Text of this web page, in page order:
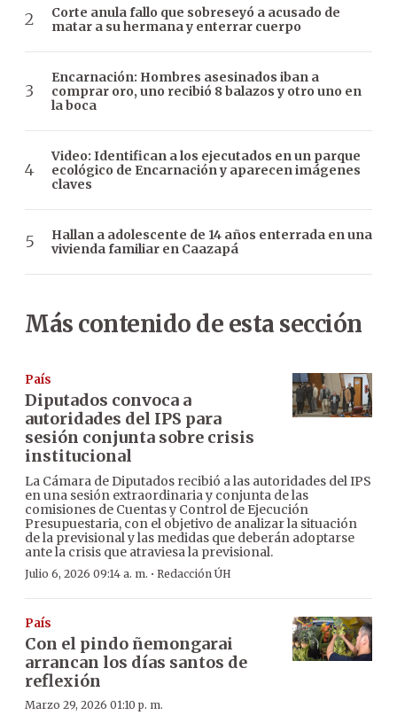
Corte anula fallo que sobreseyó a acusado de
matar a su hermana y enterrar cuerpo
Encarnación: Hombres asesinados iban a
comprar oro, uno recibió 8 balazos y otro uno en
la boca
Video: Identifican a los ejecutados en un parque
ecológico de Encarnación y aparecen imágenes
claves
Hallan a adolescente de 14 años enterrada en una
vivienda familiar en Caazapá
Más contenido de esta sección
País
Diputados convoca a
autoridades del IPS para
sesión conjunta sobre crisis
institucional
La Cámara de Diputados recibió a las autoridades del IPS
en una sesión extraordinaria y conjunta de las
comisiones de Cuentas y Control de Ejecución
Presupuestaria, con el objetivo de analizar la situación
de la previsional y las medidas que deberán adoptarse
ante la crisis que atraviesa la previsional.
Julio 6, 2026 09:14 a. m. · Redacción ÚH
País
Con el pindo ñemongarai
arrancan los días santos de
reflexión
Marzo 29, 2026 01:10 p. m.